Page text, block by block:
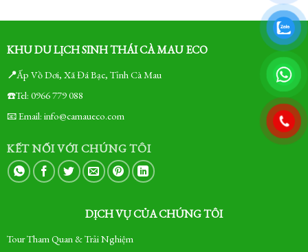
KHU DU LỊCH SINH THÁI CÀ MAU ECO
📍Ấp Vồ Dơi, Xã Đá Bạc, Tỉnh Cà Mau
☎️Tel: 0966 779 088
📧 Email: info@camaueco.com
KẾT NỐI VỚI CHÚNG TÔI
DỊCH VỤ CỦA CHÚNG TÔI
Tour Tham Quan & Trải Nghiệm